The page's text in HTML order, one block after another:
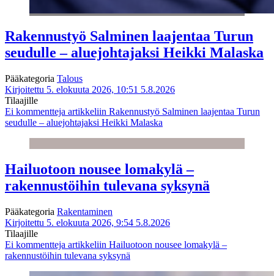
Rakennustyö Salminen laajentaa Turun
seudulle – aluejohtajaksi Heikki Malaska
Pääkategoria Talous
Kirjoitettu 5. elokuuta 2026, 10:51 5.8.2026
Tilaajille
Ei kommentteja artikkeliin Rakennustyö Salminen laajentaa Turun
seudulle – aluejohtajaksi Heikki Malaska
Hailuotoon nousee lomakylä –
rakennustöihin tulevana syksynä
Pääkategoria Rakentaminen
Kirjoitettu 5. elokuuta 2026, 9:54 5.8.2026
Tilaajille
Ei kommentteja artikkeliin Hailuotoon nousee lomakylä –
rakennustöihin tulevana syksynä